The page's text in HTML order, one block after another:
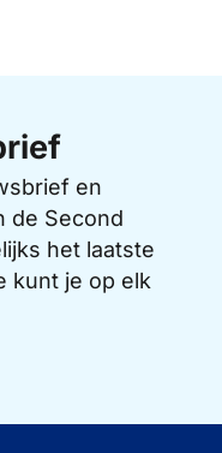
en
de Second
het laatste
kunt je op elk